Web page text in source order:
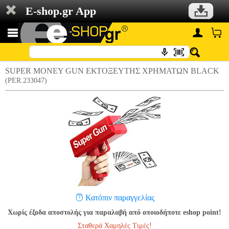
E-shop.gr App
SUPER MONEY GUN ΕΚΤΟΞΕΥΤΗΣ ΧΡΗΜΑΤΩΝ BLACK
(PER.233047)
Κατόπιν παραγγελίας
Χωρίς έξοδα αποστολής για παραλαβή από οποιοδήποτε eshop point!
Σταθερά Χαμηλές Τιμές!